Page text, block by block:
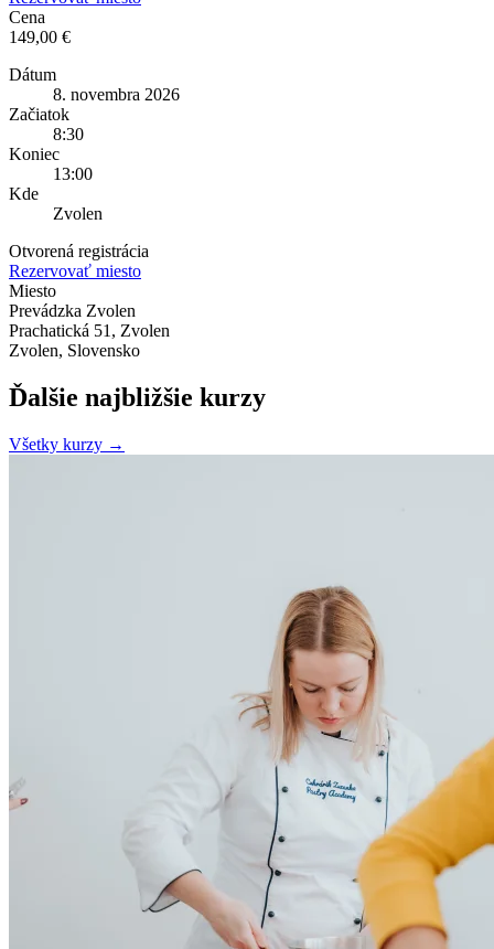
Cena
149,00 €
Dátum
8. novembra 2026
Začiatok
8:30
Koniec
13:00
Kde
Zvolen
Otvorená registrácia
Rezervovať miesto
Miesto
Prevádzka Zvolen
Prachatická 51, Zvolen
Zvolen, Slovensko
Ďalšie najbližšie kurzy
Všetky kurzy →